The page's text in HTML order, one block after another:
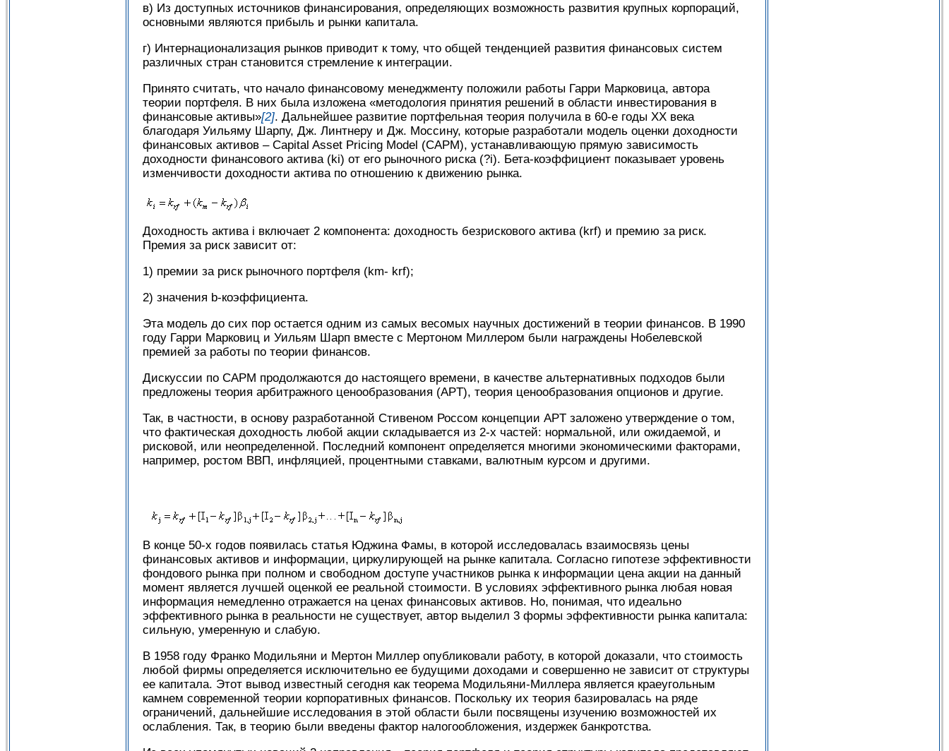
в) Из доступных источников финансирования, определяющих возможность развития крупных корпораций,
основными являются прибыль и рынки капитала.
г) Интернационализация рынков приводит к тому, что общей тенденцией развития финансовых систем
различных стран становится стремление к интеграции.
Принято считать, что начало финансовому менеджменту положили работы Гарри Марковица, автора
теории портфеля. В них была изложена «методология принятия решений в области инвестирования в
финансовые активы»[2]. Дальнейшее развитие портфельная теория получила в 60-е годы XX века
благодаря Уильяму Шарпу, Дж. Линтнеру и Дж. Моссину, которые разработали модель оценки доходности
финансовых активов – Capital Asset Pricing Model (CAPM), устанавливающую прямую зависимость
доходности финансового актива (ki) от его рыночного риска (?i). Бета-коэффициент показывает уровень
изменчивости доходности актива по отношению к движению рынка.
Доходность актива i включает 2 компонента: доходность безрискового актива (krf) и премию за риск.
Премия за риск зависит от:
1) премии за риск рыночного портфеля (km- krf);
2) значения b-коэффициента.
Эта модель до сих пор остается одним из самых весомых научных достижений в теории финансов. В 1990
году Гарри Марковиц и Уильям Шарп вместе с Мертоном Миллером были награждены Нобелевской
премией за работы по теории финансов.
Дискуссии по CAPM продолжаются до настоящего времени, в качестве альтернативных подходов были
предложены теория арбитражного ценообразования (APT), теория ценообразования опционов и другие.
Так, в частности, в основу разработанной Стивеном Россом концепции APT заложено утверждение о том,
что фактическая доходность любой акции складывается из 2-х частей: нормальной, или ожидаемой, и
рисковой, или неопределенной. Последний компонент определяется многими экономическими факторами,
например, ростом ВВП, инфляцией, процентными ставками, валютным курсом и другими.
В конце 50-х годов появилась статья Юджина Фамы, в которой исследовалась взаимосвязь цены
финансовых активов и информации, циркулирующей на рынке капитала. Согласно гипотезе эффективности
фондового рынка при полном и свободном доступе участников рынка к информации цена акции на данный
момент является лучшей оценкой ее реальной стоимости. В условиях эффективного рынка любая новая
информация немедленно отражается на ценах финансовых активов. Но, понимая, что идеально
эффективного рынка в реальности не существует, автор выделил 3 формы эффективности рынка капитала:
сильную, умеренную и слабую.
В 1958 году Франко Модильяни и Мертон Миллер опубликовали работу, в которой доказали, что стоимость
любой фирмы определяется исключительно ее будущими доходами и совершенно не зависит от структуры
ее капитала. Этот вывод известный сегодня как теорема Модильяни-Миллера является краеугольным
камнем современной теории корпоративных финансов. Поскольку их теория базировалась на ряде
ограничений, дальнейшие исследования в этой области были посвящены изучению возможностей их
ослабления. Так, в теорию были введены фактор налогообложения, издержек банкротства.